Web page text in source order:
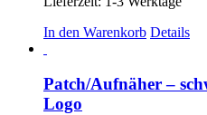
In den Warenkorb Details
Patch/Aufnäher –
Logo